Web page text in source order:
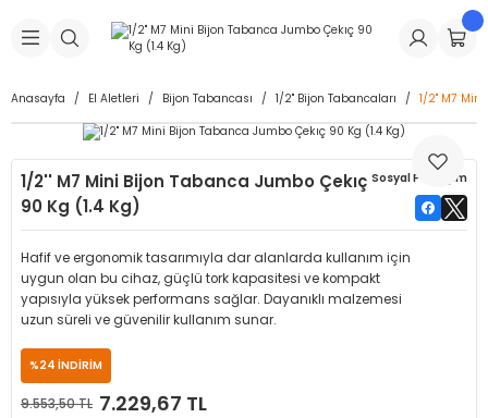
Geri Dön
Makineleri
Geri Dön
Dolgu Lastikleri
Dolgu Lastikleri
Geri Dön
İç Lastikleri
Geri Dön
Geri Dön
& Sibop İlaveleri
Kapağı
Geri Dön
Tüpü
& Spreyler
Geri Dön
Makinesi Yedek Parçaları
Yedek Parçaları
Anasayfa El Aletleri Bijon Tabancası 1/2" Bijon Tabancaları 1/2'' M7
1/2'' M7 Mini Bijon Tabanca Jumbo Çekıç
90 Kg (1.4 Kg)
Sosyal Paylaşım
Hafif ve ergonomik tasarımıyla dar alanlarda kullanım için
uygun olan bu cihaz, güçlü tork kapasitesi ve kompakt
yapısıyla yüksek performans sağlar. Dayanıklı malzemesi
uzun süreli ve güvenilir kullanım sunar.
%24 İNDİRİM
9.553,50 TL 7.229,67 TL